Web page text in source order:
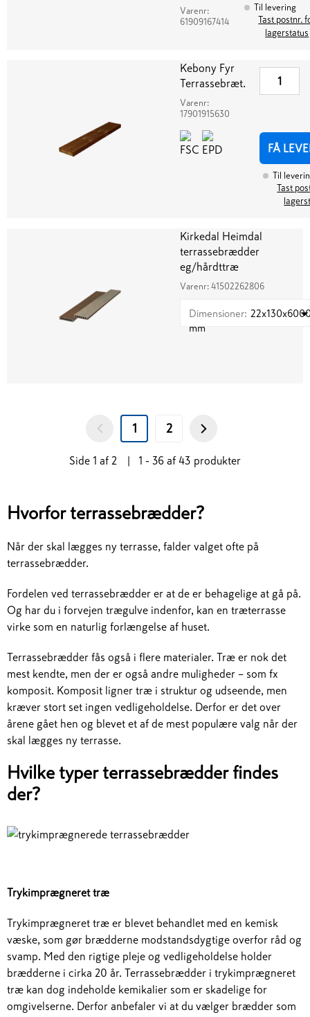
Varenr:
61909167414
Til levering
Tast postnr.
lagerstatus
Kebony Fyr
Terrassebræt.
Varenr:
17901915630
FÅ
Til
Tast
Kirkedal Heimdal
terrassebrædder
eg/hårdttræ
Varenr: 41502262806
Dimensioner:
mm
1 2
Side 1 af 2 1 - 36 af 43 produkter
Hvorfor terrassebrædder?
Når der skal lægges ny terrasse, falder valget ofte på
terrassebrædder.
Fordelen ved terrassebrædder er at de er behagelige at gå på.
Og har du i forvejen trægulve indenfor, kan en træterrasse
virke som en naturlig forlængelse af huset.
Terrassebrædder fås også i flere materialer. Træ er nok det
mest kendte, men der er også andre muligheder – som fx
komposit. Komposit ligner træ i struktur og udseende, men
kræver stort set ingen vedligeholdelse. Derfor er det over
årene gået hen og blevet et af de mest populære valg når der
skal lægges ny terrasse.
Hvilke typer terrassebrædder findes
der?
Trykimprægneret træ
Trykimprægneret træ er blevet behandlet med en kemisk
væske, som gør brædderne modstandsdygtige overfor råd og
svamp. Med den rigtige pleje og vedligeholdelse holder
brædderne i cirka 20 år. Terrassebrædder i trykimprægneret
træ kan dog indeholde kemikalier som er skadelige for
omgivelserne. Derfor anbefaler vi at du vælger brædder som